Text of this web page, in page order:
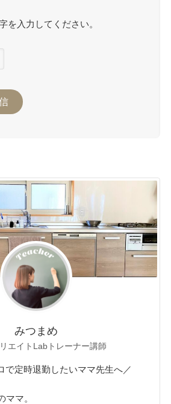
を入力してください。
みつまめ
エイトLabトレーナー講師
で定時退勤したいママ先生へ／
ママ。